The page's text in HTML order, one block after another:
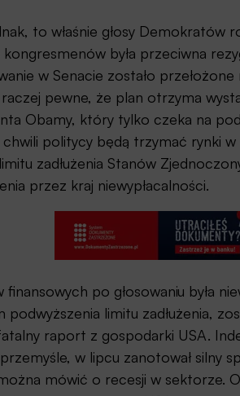
to właśnie głosy Demokratów
była przeciwna
w Senacie zostało
pewne, że plan otrzyma
Obamy, który tylko czeka na
politycy będą trzymać rynki
zadłużenia Stanów
przez kraj niewypłacalności.
finansowych po głosowaniu była
podwyższenia limitu zadłużenia,
raport z gospodarki USA.
w lipcu zanotował silny
mówić o recesji w sektorze.